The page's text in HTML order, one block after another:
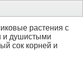
растения с
и душистыми
сок корней и